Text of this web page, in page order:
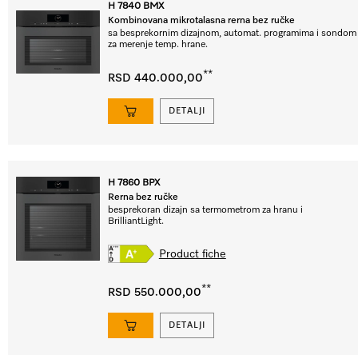
H 7840 BMX
Kombinovana mikrotalasna rerna bez ručke
sa besprekornim dizajnom, automat. programima i sondom
za merenje temp. hrane.
RSD 440.000,00**
DETALJI
H 7860 BPX
Rerna bez ručke
besprekoran dizajn sa termometrom za hranu i
BrilliantLight.
Product fiche
RSD 550.000,00**
DETALJI